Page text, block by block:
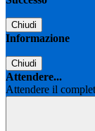
Chiudi
Informazione
Chiudi
Attendere...
Attendere il